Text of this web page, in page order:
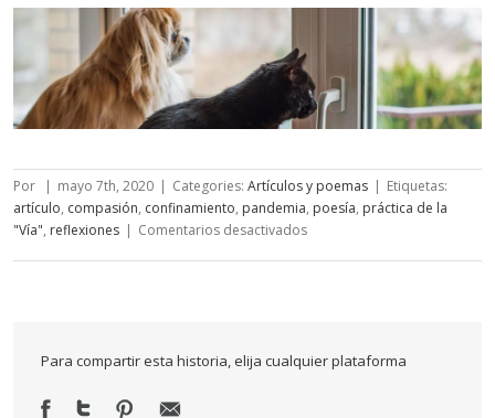
Por | mayo 7th, 2020 | Categories: Artículos y poemas | Etiquetas:
artículo, compasión, confinamiento, pandemia, poesía, práctica de la
"Vía", reflexiones | Comentarios desactivadosen
Para compartir esta historia, elija cualquier plataforma